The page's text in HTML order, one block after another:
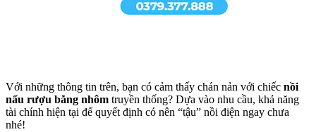
Với những thông tin trên, bạn có cảm thấy chán nản với chiếc nồi
nấu rượu bằng nhôm truyền thống? Dựa vào nhu cầu, khả năng
tài chính hiện tại để quyết định có nên “tậu” nồi điện ngay chưa
nhé!